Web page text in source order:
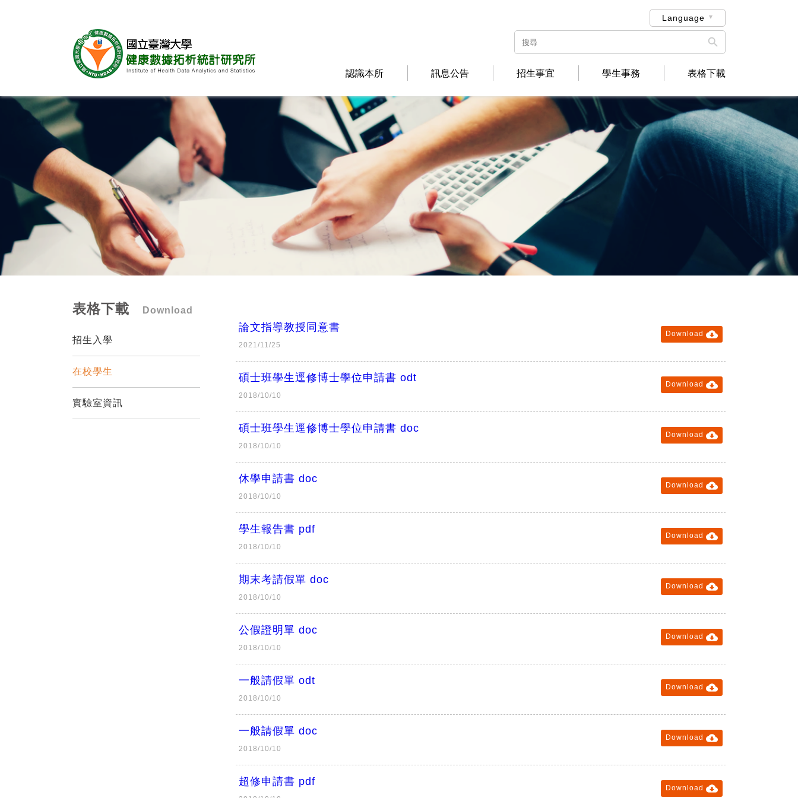
Language

認識本所 訊息公告 招生事宜 學生事務 表格下載
表格下載 Download
招生入學
在校學生
實驗室資訊
論文指導教授同意書
2021/11/25
Download 
碩士班學生逕修博士學位申請書 odt
2018/10/10
Download 
碩士班學生逕修博士學位申請書 doc
2018/10/10
Download 
休學申請書 doc
2018/10/10
Download 
學生報告書 pdf
2018/10/10
Download 
期末考請假單 doc
2018/10/10
Download 
公假證明單 doc
2018/10/10
Download 
一般請假單 odt
2018/10/10
Download 
一般請假單 doc
2018/10/10
Download 
超修申請書 pdf
Download 